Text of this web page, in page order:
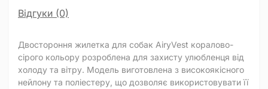
Відгуки (0)
Двостороння жилетка для собак AiryVest коралово-
сірого кольору розроблена для захисту улюбленця від
холоду та вітру. Модель виготовлена з високоякісного
нейлону та поліестеру, що дозволяє використовувати її